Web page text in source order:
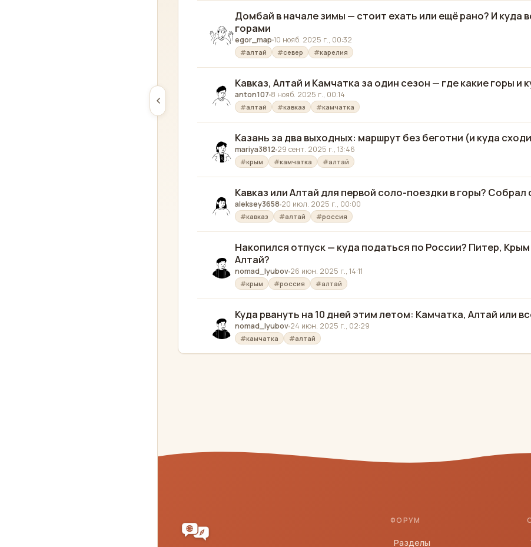
Домбай в начале зимы — стоит ехать или ещё рано? И куда
горами
egor_map 10 нояб. 2025 г., 00:32
алтай север карелия
Кавказ, Алтай и Камчатка за один сезон — где какие горы и
anton107 8 нояб. 2025 г., 00:14
алтай кавказ камчатка
Казань за два выходных: маршрут без беготни (и куда
mariya3812 29 сент. 2025 г., 13:46
крым камчатка алтай
Кавказ или Алтай для первой соло-поездки в горы? Собрал
aleksey3658 20 июл. 2025 г., 00:00
кавказ алтай россия
Накопился отпуск — куда податься по России? Питер,
Алтай?
nomad_lyubov 26 июн. 2025 г., 14:11
крым россия алтай
Куда рвануть на 10 дней этим летом: Камчатка, Алтай или
nomad_lyubov 24 июн. 2025 г., 02:29
камчатка алтай
ФОРУМ
Разделы